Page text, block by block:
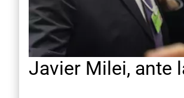
Javier Milei, ante